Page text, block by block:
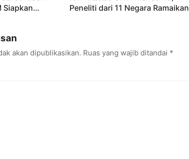
Siapkan
Peneliti dari 11 Negara Ramaikan
akan dipublikasikan. Ruas yang wajib ditandai *